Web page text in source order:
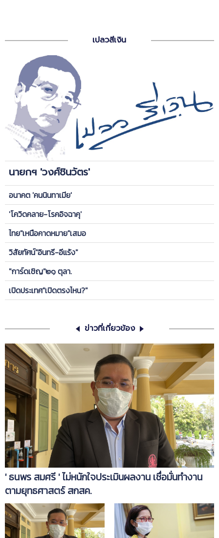
เปลวสีเงิน
นายกฯ 'วงศ์ชินวัตร'
อนาคต 'คนนินทาเมีย'
'โควิดคลาย-โรคอิจฉาคุ'
ไทย"เหนือคาดหมาย"เสมอ
วิสัยทัศน์"อินทรี-อีแร้ง"
"การ์ดเชิญ"๒๑ ตุลา.
เปิดประเทศ"เปิดตรงไหน?"
ข่าวที่เกี่ยวข้อง
' ธนพร สมศรี ' ไม่หนักใจประเมินผลงาน เชื่อมั่นทำงาน
ตามยุทธศาสตร์ สกสค.